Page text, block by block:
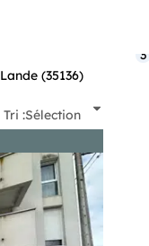
(35136)
3
Tri :Sélection